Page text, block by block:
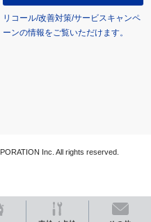
リコール/改善対策/サービスキャンペ
ーンの情報をご覧いただけます。
Inc. All rights reserved.